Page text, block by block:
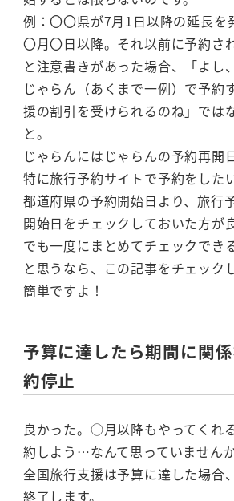
例：〇〇県が7月1日以降の延長を
〇月〇日以降。それ以前に予約さ
と注意書きがあった場合、「よし
じゃらん（あくまで一例）で予約
援の割引を受けられるのね」では
と。
じゃらんにはじゃらんの予約再開
特に旅行予約サイトで予約をした
都道府県の予約開始日より、旅行
開始日をチェックしておいた方が
でも一度にまとめてチェックでき
と思うなら、この記事をチェック
簡単ですよ！
予算に達したら期間に関
約停止
良かった。○月以降もやってくれ
約しよう…なんて思っていません
全国旅行支援は予算に達した場合
終了します。